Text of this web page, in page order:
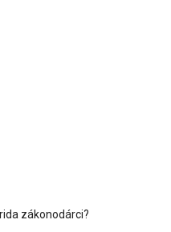
zákonodárci?